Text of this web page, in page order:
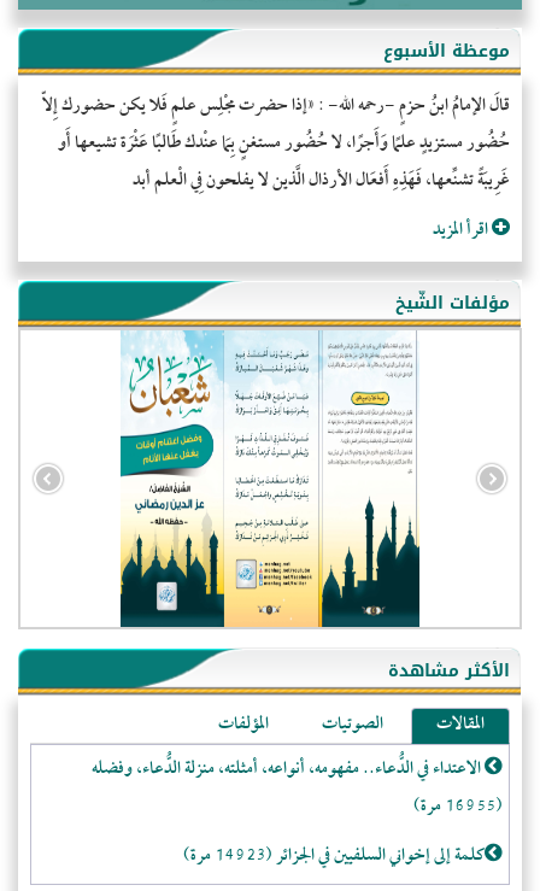
موعظة الأسبوع
قالَ الإمامُ ابنُ حزمٍ -رحمه الله- : «إذا حضرت مجْلِس علمٍ فَلا يكن حضورك إِلاّ
حُضُور مستزيدٍ علمًا وَأَجرًا، لا حُضُور مستغنٍ بِمَا عنْدك طَالبًا عَثْرَة تشيعها أَو
غَرِيبَةً تشنِّعها، فَهَذِهِ أَفعَال الأرذال الَّذين لا يفلحون فِي الْعلم أبد
اقرأ المزيد
مؤلفات الشّيخ
الأكثر مشاهدة
المقالات الصوتيات
المؤلفات
الاعتداء في الدُّعاء.. مفهومه، أنواعه، أمثلته، منزلة الدُّعاء، وفضله
(16955 مرة)
كلمة إلى إخواني السلفيين في الجزائر (14923 مرة)
- الولايات المتحدة (71842)
- فيتنام (21372)
-غير معروف (20607)
- الصين (10574)
- كندا (10202)
- فرنسا (9048)
- المملكة المتحدة (5449)